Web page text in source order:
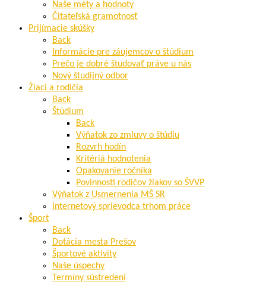
Naše méty a hodnoty
Čitateľská gramotnosť
Prijímacie skúšky
Back
Informácie pre záujemcov o štúdium
Prečo je dobré študovať práve u nás
Nový študijný odbor
Žiaci a rodičia
Back
Štúdium
Back
Výňatok zo zmluvy o štúdiu
Rozvrh hodín
Kritériá hodnotenia
Opakovanie ročníka
Povinnosti rodičov žiakov so ŠVVP
Výňatok z Usmernenia MŠ SR
Internetový sprievodca trhom práce
Šport
Back
Dotácia mesta Prešov
Športové aktivity
Naše úspechy
Termíny sústredení